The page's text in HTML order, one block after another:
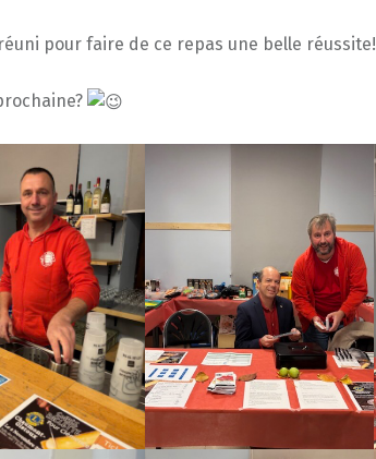
pour faire de ce repas une belle réussite!